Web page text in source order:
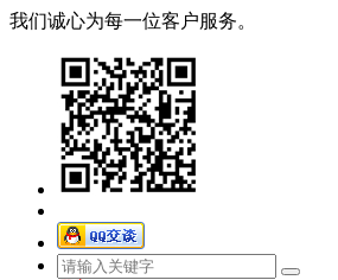
我们诚心为每一位客户服务。